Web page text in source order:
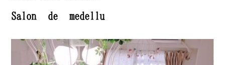
Salon de medellu